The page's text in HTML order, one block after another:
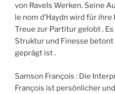
von Ravels Werken. Seine
le nom d’Haydn wird für
Treue zur Partitur gelobt .
Struktur und Finesse
geprägt ist .
Samson François : Die
François ist persönlicher